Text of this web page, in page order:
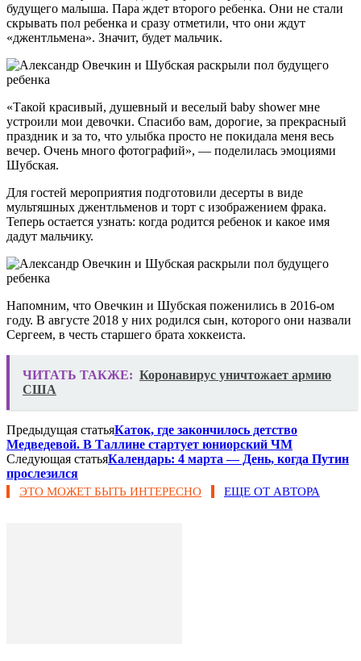
будущего малыша. Пара ждет второго ребенка. Они не стали
скрывать пол ребенка и сразу отметили, что они ждут
«джентльмена». Значит, будет мальчик.
«Такой красивый, душевный и веселый baby shower мне
устроили мои девочки. Спасибо вам, дорогие, за прекрасный
праздник и за то, что улыбка просто не покидала меня весь
вечер. Очень много фотографий», — поделилась эмоциями
Шубская.
Для гостей мероприятия подготовили десерты в виде
мультяшных джентльменов и торт с изображением фрака.
Теперь остается узнать: когда родится ребенок и какое имя
дадут мальчику.
Напомним, что Овечкин и Шубская поженились в 2016-ом
году. В августе 2018 у них родился сын, которого они назвали
Сергеем, в честь старшего брата хоккеиста.
ЧИТАТЬ ТАКЖЕ: Коронавирус уничтожает армию
США
Предыдущая статьяКаток, где закончилось детство
Медведевой. В Таллине стартует юниорский ЧМ
Следующая статьяКалендарь: 4 марта — День, когда Путин
прослезился
ЭТО МОЖЕТ БЫТЬ ИНТЕРЕСНО ЕЩЕ ОТ АВТОРА